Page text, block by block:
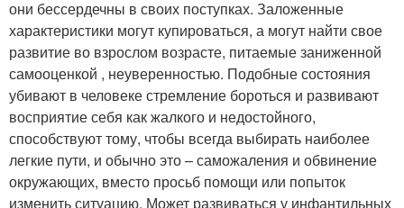
они бессердечны в своих поступках. Заложенные
характеристики могут купироваться, а могут найти свое
развитие во взрослом возрасте, питаемые заниженной
самооценкой , неуверенностью. Подобные состояния
убивают в человеке стремление бороться и развивают
восприятие себя как жалкого и недостойного,
способствуют тому, чтобы всегда выбирать наиболее
легкие пути, и обычно это – саможаления и обвинение
окружающих, вместо просьб помощи или попыток
изменить ситуацию. Может развиваться у инфантильных